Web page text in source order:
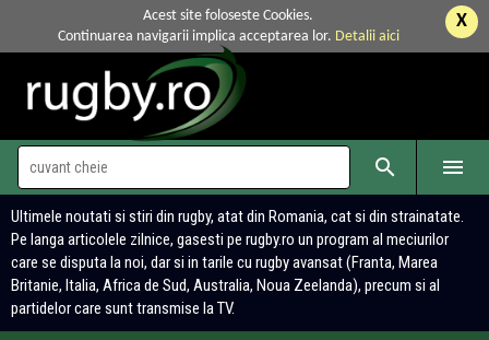
X
Acest site foloseste Cookies.
Continuarea navigarii implica acceptarea lor. Detalii aici
 
Ultimele noutati si stiri din rugby, atat din Romania, cat si din strainatate.
Pe langa articolele zilnice, gasesti pe rugby.ro un program al meciurilor
care se disputa la noi, dar si in tarile cu rugby avansat (Franta, Marea
Britanie, Italia, Africa de Sud, Australia, Noua Zeelanda), precum si al
partidelor care sunt transmise la TV.